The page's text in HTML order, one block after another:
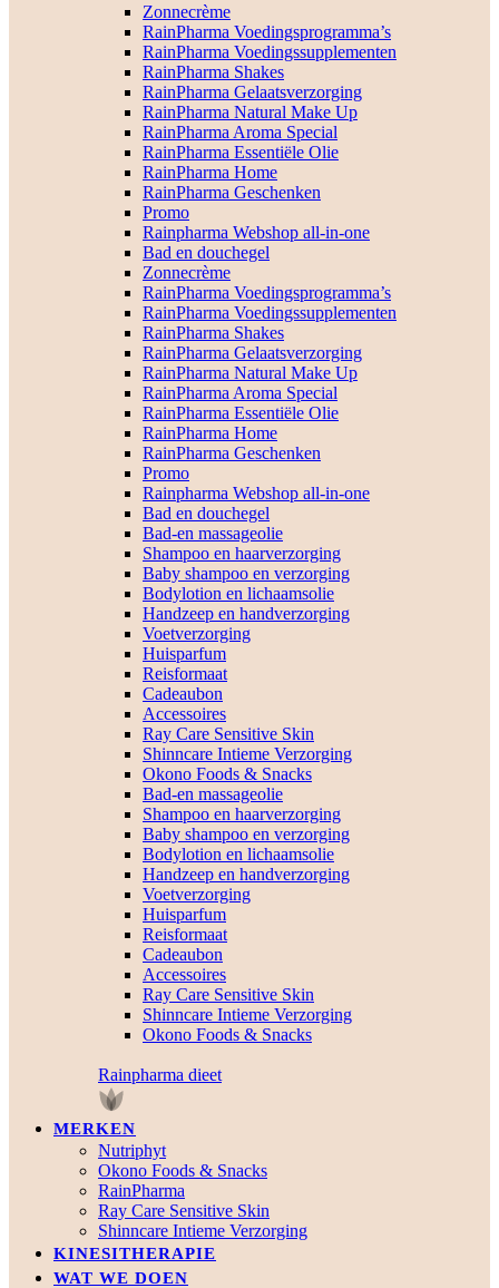
Zonnecrème
RainPharma Voedingsprogramma’s
RainPharma Voedingssupplementen
RainPharma Shakes
RainPharma Gelaatsverzorging
RainPharma Natural Make Up
RainPharma Aroma Special
RainPharma Essentiële Olie
RainPharma Home
RainPharma Geschenken
Promo
Rainpharma Webshop all-in-one
Bad en douchegel
Zonnecrème
RainPharma Voedingsprogramma’s
RainPharma Voedingssupplementen
RainPharma Shakes
RainPharma Gelaatsverzorging
RainPharma Natural Make Up
RainPharma Aroma Special
RainPharma Essentiële Olie
RainPharma Home
RainPharma Geschenken
Promo
Rainpharma Webshop all-in-one
Bad en douchegel
Bad-en massageolie
Shampoo en haarverzorging
Baby shampoo en verzorging
Bodylotion en lichaamsolie
Handzeep en handverzorging
Voetverzorging
Huisparfum
Reisformaat
Cadeaubon
Accessoires
Ray Care Sensitive Skin
Shinncare Intieme Verzorging
Okono Foods & Snacks
Bad-en massageolie
Shampoo en haarverzorging
Baby shampoo en verzorging
Bodylotion en lichaamsolie
Handzeep en handverzorging
Voetverzorging
Huisparfum
Reisformaat
Cadeaubon
Accessoires
Ray Care Sensitive Skin
Shinncare Intieme Verzorging
Okono Foods & Snacks
Rainpharma dieet
MERKEN
Nutriphyt
Okono Foods & Snacks
RainPharma
Ray Care Sensitive Skin
Shinncare Intieme Verzorging
KINESITHERAPIE
WAT WE DOEN